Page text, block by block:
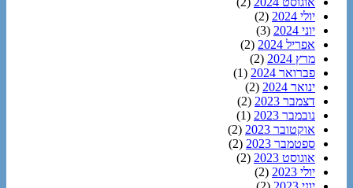
יולי 2024
(2)
יוני 2024
(3)
אפריל 2024
(2)
מרץ 2024
(2)
פברואר 2024
(1)
ינואר 2024
(2)
דצמבר 2023
(2)
נובמבר 2023
(1)
אוקטובר 2023
(2)
ספטמבר 2023
(2)
אוגוסט 2023
(2)
יולי 2023
(2)